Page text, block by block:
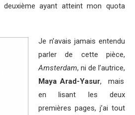
deuxième ayant atteint mon quota
Je n’avais jamais entendu
parler de cette pièce,
Amsterdam, ni de l’autrice,
Maya Arad-Yasur, mais
en lisant les deux
premières pages, j’ai tout